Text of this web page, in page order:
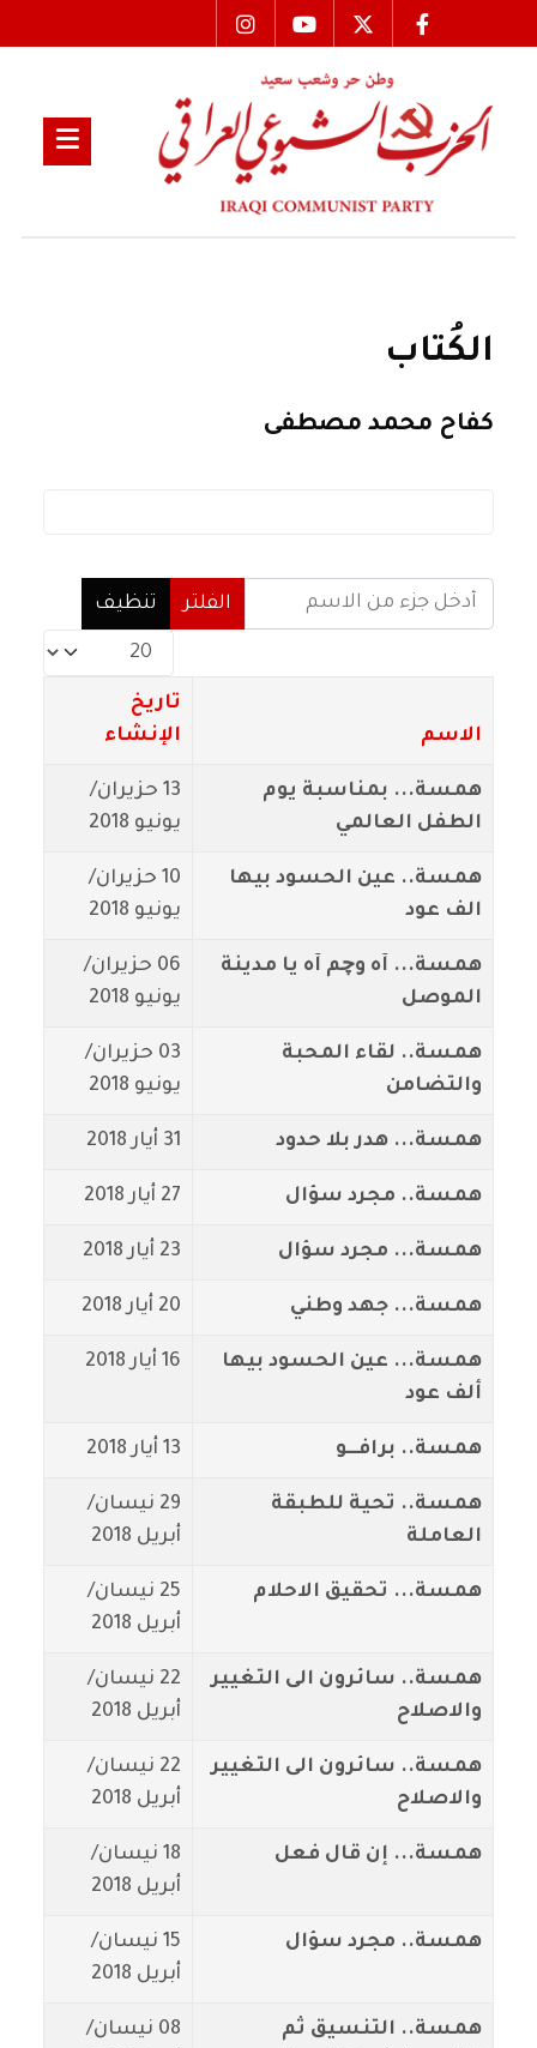
الكُتاب
كفاح محمد مصطفى
أدخل جزء من الاسم
الفلتر
تنظيف
عدد الإظهارات:
الاسم
تاريخ
الإنشاء
همسة... بمناسبة يوم
الطفل العالمي
13 حزيران/
يونيو 2018
همسة.. عين الحسود بيها
الف عود
10 حزيران/
يونيو 2018
همسة... آه وچم آه يا مدينة
الموصل
06 حزيران/
يونيو 2018
همسة.. لقاء المحبة
والتضامن
03 حزيران/
يونيو 2018
همسة... هدر بلا حدود 31 أيار 2018
همسة.. مجرد سؤال 27 أيار 2018
همسة... مجرد سؤال 23 أيار 2018
همسة... جهد وطني 20 أيار 2018
همسة... عين الحسود بيها
ألف عود
16 أيار 2018
همسة.. برافـــو 13 أيار 2018
همسة.. تحية للطبقة
العاملة
29 نيسان/
أبريل 2018
همسة... تحقيق الاحلام
25 نيسان/
أبريل 2018
همسة.. سائرون الى التغيير
والاصلاح
22 نيسان/
أبريل 2018
همسة.. سائرون الى التغيير
والاصلاح
22 نيسان/
أبريل 2018
همسة... إن قال فعل
18 نيسان/
أبريل 2018
همسة.. مجرد سؤال
15 نيسان/
أبريل 2018
همسة.. التنسيق ثم
08 نيسان/